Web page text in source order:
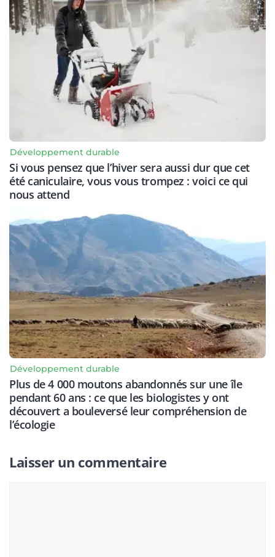
Développement durable
Si vous pensez que l’hiver sera aussi dur que cet
été caniculaire, vous vous trompez : voici ce qui
nous attend
Développement durable
Plus de 4 000 moutons abandonnés sur une île
pendant 60 ans : ce que les biologistes y ont
découvert a bouleversé leur compréhension de
l’écologie
Laisser un commentaire